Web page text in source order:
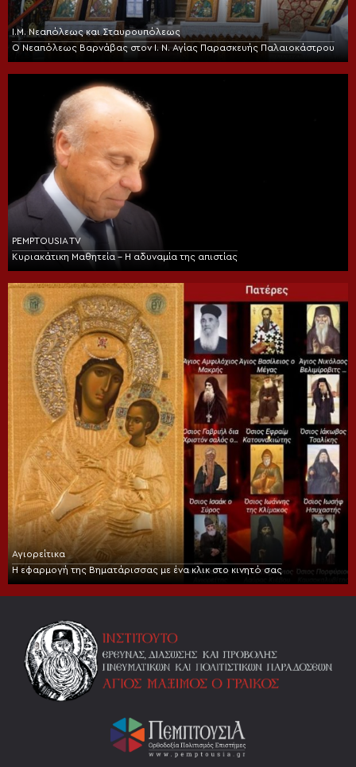
Ι.Μ. Νεαπόλεως και Σταυρουπόλεως
Ο Νεαπόλεως Βαρνάβας στον Ι. Ν. Αγίας Παρασκευής Παλαιοκάστρου
PEMPTOUSIA TV
Κυριακάτικη Μαθητεία – Η αδυναμία της απιστίας
Αγιορείτικα
Η εφαρμογή της Βηματάρισσας με ένα κλικ στο κινητό σας